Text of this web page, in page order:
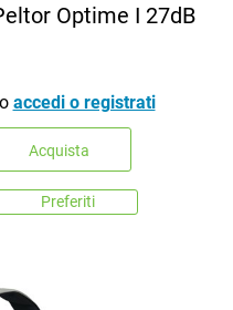
Optime I 27dB
accedi o registrati
Acquista
Preferiti